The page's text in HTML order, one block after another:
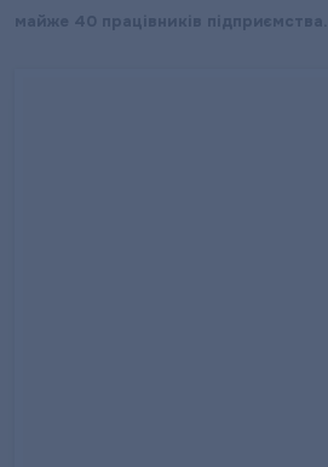
майже 40 працівників підприємства.